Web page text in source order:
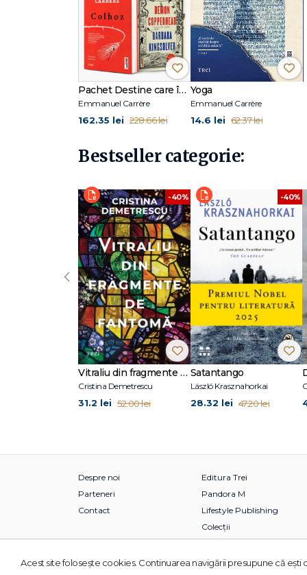
Pachet Destine care înving
Emmanuel Carrère
162.35 lei 228.66 lei
Yoga
Emmanuel Carrère
14.6 lei 62.37 lei
Bestseller categorie:
-40%
Vitraliu din fragmente de fantomă
Cristina Demetrescu
31.2 lei 52.00 lei
-40%
Satantango
László Krasznahorkai
28.32 lei 47.20 lei
‹
Despre noi
Parteneri
Contact
Editura Trei
Pandora M
Lifestyle Publishing
Colecții
© 2026 Grupul Editorial TREI. Toate drepturile rezervate.
Acest site foloseşte cookies. Continuarea navigării presupune că eşti